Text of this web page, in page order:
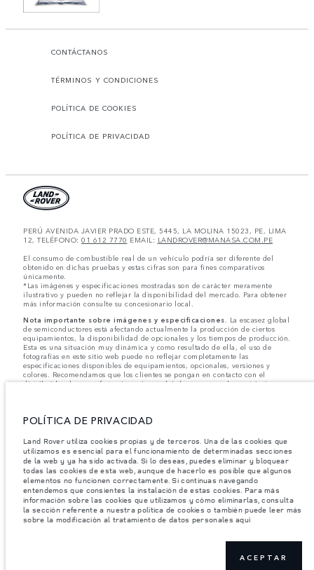
CONTÁCTANOS
TÉRMINOS Y CONDICIONES
POLÍTICA DE COOKIES
POLÍTICA DE PRIVACIDAD
PERÚ AVENIDA JAVIER PRADO ESTE, 5445, LA MOLINA 15023, PE, LIMA
12, TELÉFONO: 01 612 7770 EMAIL: LANDROVER@MANASA.COM.PE
El consumo de combustible real de un vehículo podría ser diferente del
obtenido en dichas pruebas y estas cifras son para fines comparativos
únicamente.
*Las imágenes y especificaciones mostradas son de carácter meramente
ilustrativo y pueden no reflejar la disponibilidad del mercado. Para obtener
más información consulte su concesionario local.
Nota importante sobre imágenes y especificaciones. La escasez global
de semiconductores está afectando actualmente la producción de ciertos
equipamientos, la disponibilidad de opcionales y los tiempos de producción.
Esta es una situación muy dinámica y como resultado de ella, el uso de
fotografías en este sitio web puede no reflejar completamente las
especificaciones disponibles de equipamientos, opcionales, versiones y
colores. Recomendamos que los clientes se pongan en contacto con el
distribuidor de su preferencia, quien podrá dar a conocer las restricciones
Jaguar Land Rover Limited busca constantemente nuevas formas de mejorar
accesorios, por lo que se producen modificaciones de forma continua y sin
previo aviso. Según el modelo, algunas funciones serán opcionales o
vendrán incluidas de serie. La información, las especificaciones, los motores
y los colores que aparecen en esta página web se basan en las
especificaciones europeas. Estos pueden variar en función del mercado y
pueden ser modificados sin previo aviso. Algunos vehículos se muestran con
equipamiento opcional y accesorios originales que pueden no estar
disponibles en todos los mercados. Ponte en contacto con tu concesionario
local para consultar disponibilidad y precios.
Asegúrese de que el Peso Bruto del Vehículo y las Cargas Máximas por Eje no se
POLÍTICA DE PRIVACIDAD
Land Rover utiliza cookies propias y de terceros. Una de las cookies que
utilizamos es esencial para el funcionamiento de determinadas secciones
de la web y ya ha sido activada. Si lo deseas, puedes eliminar y bloquear
todas las cookies de esta web, aunque de hacerlo es posible que algunos
elementos no funcionen correctamente. Si continuas navegando
entendemos que consientes la instalación de estas cookies. Para más
información sobre las cookies que utilizamos y cómo eliminarlas, consulta
la sección referente a nuestra política de cookies o también puede leer más
sobre la modificación al tratamiento de datos personales aquí
ACEPTAR